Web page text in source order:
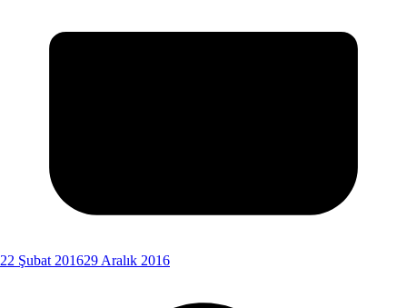
22 Şubat 201629 Aralık 2016